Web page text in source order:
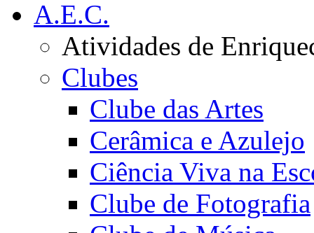
A.E.C.
Atividades de
Clubes
Clube das Artes
Cerâmica e Azulejo
Ciência Viva na
Clube de Fotografia